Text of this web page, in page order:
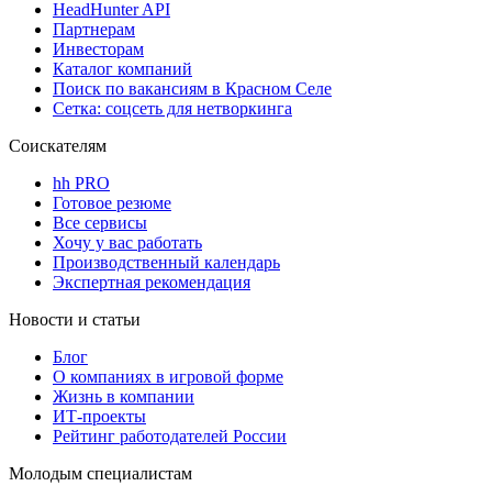
HeadHunter API
Партнерам
Инвесторам
Каталог компаний
Поиск по вакансиям в Красном Селе
Сетка: соцсеть для нетворкинга
Соискателям
hh PRO
Готовое резюме
Все сервисы
Хочу у вас работать
Производственный календарь
Экспертная рекомендация
Новости и статьи
Блог
О компаниях в игровой форме
Жизнь в компании
ИТ-проекты
Рейтинг работодателей России
Молодым специалистам